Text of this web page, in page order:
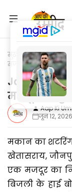
मुख्यपृष्ठ Jaunpur
मजदूर की हुई मौत
Jaunpur
मजदूर की हुई
Aap Ki
जून 12, 2026
मकान का
खेतासराय,
एक मजदूर का
बिजली के हाई